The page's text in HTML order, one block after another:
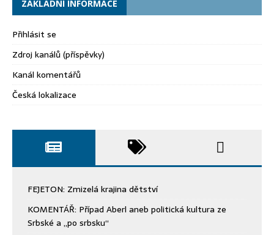
ZÁKLADNÍ INFORMACE
Přihlásit se
Zdroj kanálů (příspěvky)
Kanál komentářů
Česká lokalizace
FEJETON: Zmizelá krajina dětství
KOMENTÁŘ: Případ Aberl aneb politická kultura ze
Srbské a „po srbsku“